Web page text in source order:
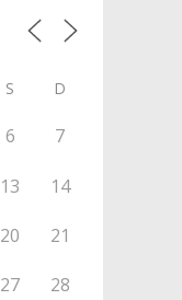
S D
6 7
13 14
20 21
27 28